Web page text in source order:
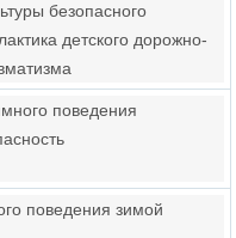
безопасного
детского дорожно-
поведения
поведения зимой